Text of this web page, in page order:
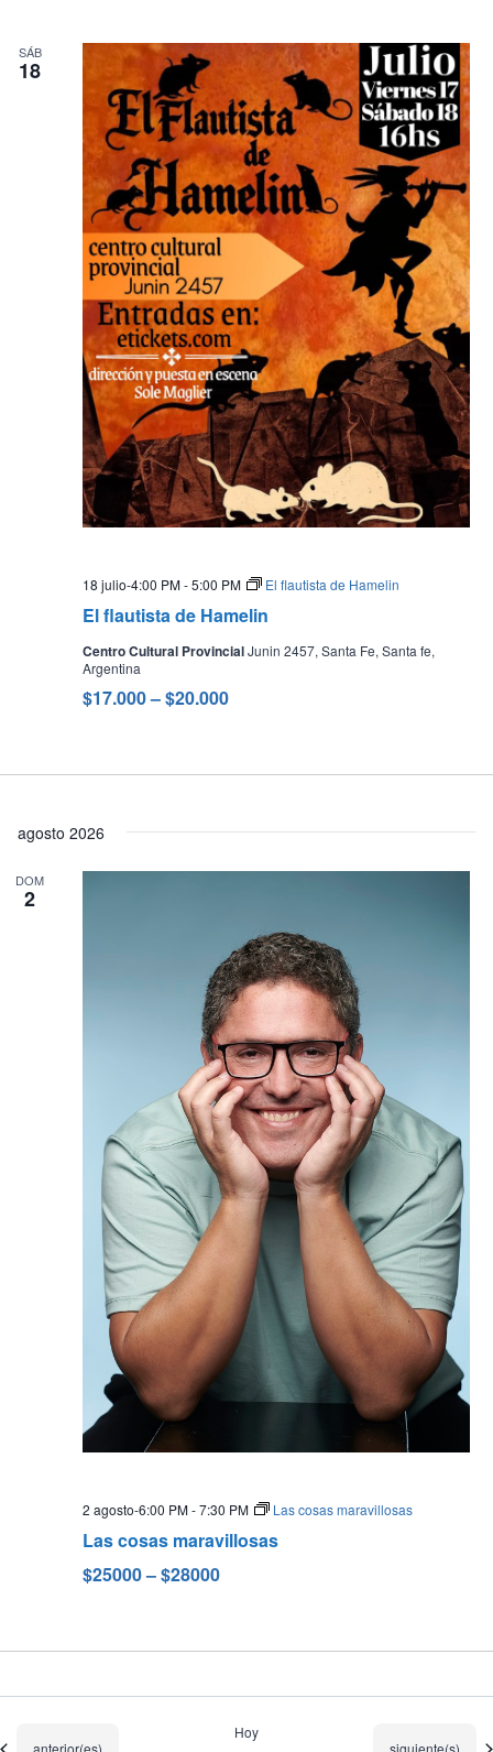
SÁB
18
El flautista de Hamelin
18 julio-4:00 PM-5:00 PM El flautista de Hamelin
Centro Cultural ProvincialJunin 2457, Santa Fe, Santa fe,
Argentina
$17.000 – $20.000
agosto 2026
DOM
2
Las cosas maravillosas
2 agosto-6:00 PM-7:30 PM Las cosas maravillosas
$25000 – $28000
Eventos
Hoy
Eventos